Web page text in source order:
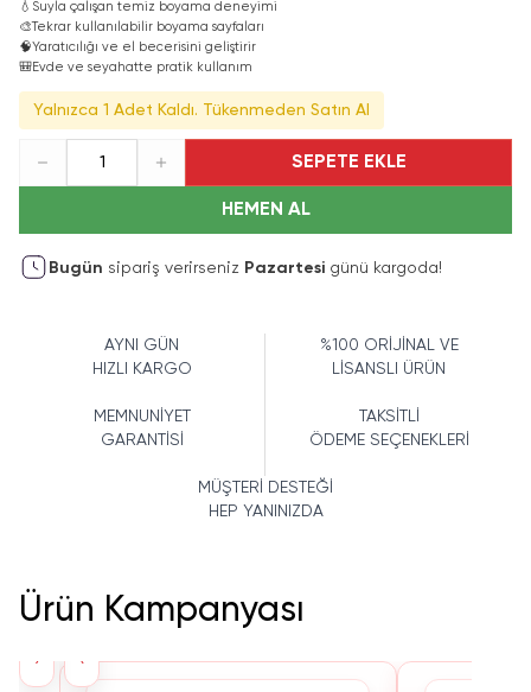
💧 Suyla çalışan temiz boyama deneyimi
🎨Tekrar kullanılabilir boyama sayfaları
🧠Yaratıcılığı ve el becerisini geliştirir
🎒Evde ve seyahatte pratik kullanım
Yalnızca 1 Adet Kaldı. Tükenmeden Satın Al
1 SEPETE EKLE
HEMEN AL
Bugün sipariş verirseniz Pazartesi günü kargoda!
AYNI GÜN
HIZLI KARGO
%100 ORİJİNAL VE
LİSANSLI ÜRÜN
MEMNUNİYET
GARANTİSİ
TAKSİTLİ
ÖDEME SEÇENEKLERİ
MÜŞTERİ DESTEĞİ
HEP YANINIZDA
Ürün Kampanyası
‹
›